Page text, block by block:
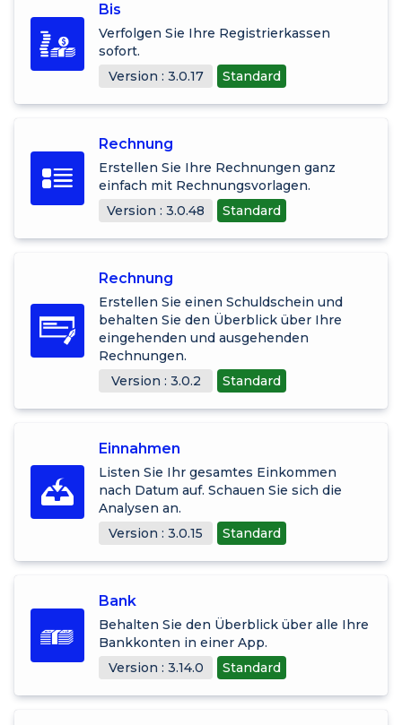
Bis
Verfolgen Sie Ihre Registrierkassen
sofort.
Version : 3.0.17
Standard
Rechnung
Erstellen Sie Ihre Rechnungen ganz
einfach mit Rechnungsvorlagen.
Version : 3.0.48
Standard
Rechnung
Erstellen Sie einen Schuldschein und
behalten Sie den Überblick über Ihre
eingehenden und ausgehenden
Rechnungen.
Version : 3.0.2
Standard
Einnahmen
Listen Sie Ihr gesamtes Einkommen
nach Datum auf. Schauen Sie sich die
Analysen an.
Version : 3.0.15
Standard
Bank
Behalten Sie den Überblick über alle Ihre
Bankkonten in einer App.
Version : 3.14.0
Standard